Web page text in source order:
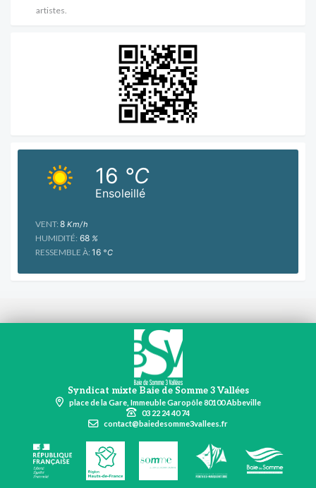
artistes.
Ensoleillé
16 °C
VENT: 8 Km/h
HUMIDITÉ: 68 %
RESSEMBLE À: 16 °C
Syndicat mixte Baie de Somme 3 Vallées
place de la Gare, Immeuble Garopôle 80100 Abbeville
03 22 24 40 74
contact@baiedesomme3vallees.fr